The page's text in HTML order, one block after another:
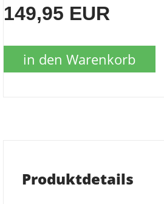
149,95 EUR
in den Warenkorb
Produktdetails